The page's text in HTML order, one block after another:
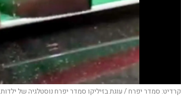
קרדיט: סמדר יפרח / עוגת בזיליקו סמדר יפרח נוסטלגיה של ילדות